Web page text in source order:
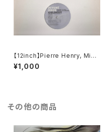
【12inch】Pierre Henry, Mich
el Colombier / Psych Rock
¥1,000
その他の商品